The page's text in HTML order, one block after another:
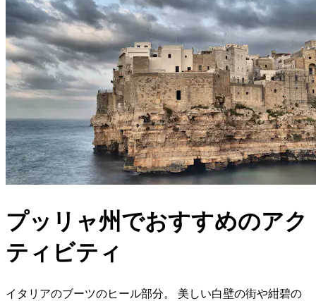
プッリャ州でおすすめのアク
ティビティ
イタリアのブーツのヒール部分。 美しい白壁の街や紺碧の